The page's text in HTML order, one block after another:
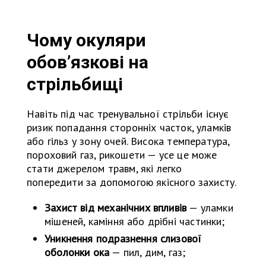
Чому окуляри
обов’язкові на
стрільбищі
Навіть під час тренувальної стрільби існує
ризик попадання сторонніх часток, уламків
або гільз у зону очей. Висока температура,
пороховий газ, рикошети — усе це може
стати джерелом травм, які легко
попередити за допомогою якісного захисту.
Захист від механічних впливів— уламки
мішеней, каміння або дрібні частинки;
Уникнення подразнення слизової
оболонки ока — пил, дим, газ;